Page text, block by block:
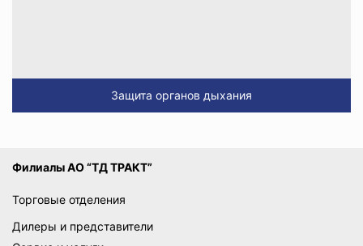
Защита органов дыхания
Филиалы АО “ТД ТРАКТ”
Торговые отделения
Дилеры и представители